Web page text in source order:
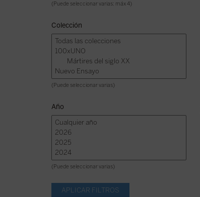
(Puede seleccionar varias: máx 4)
Colección
(Puede seleccionar varias)
Año
(Puede seleccionar varias)